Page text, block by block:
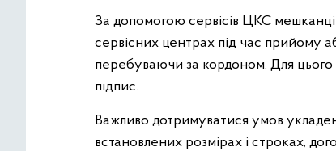
За допомогою сервісів ЦКС
сервісних центрах під час прийому
перебуваючи за кордоном. Для
підпис.
Важливо дотримуватися умов
встановлених розмірах і строках,